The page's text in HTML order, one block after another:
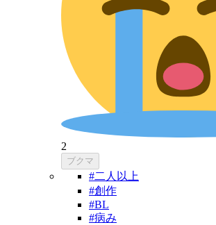
2
ブクマ
#二人以上
#創作
#BL
#病み